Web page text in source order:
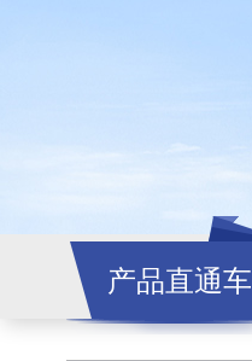
产品直通车